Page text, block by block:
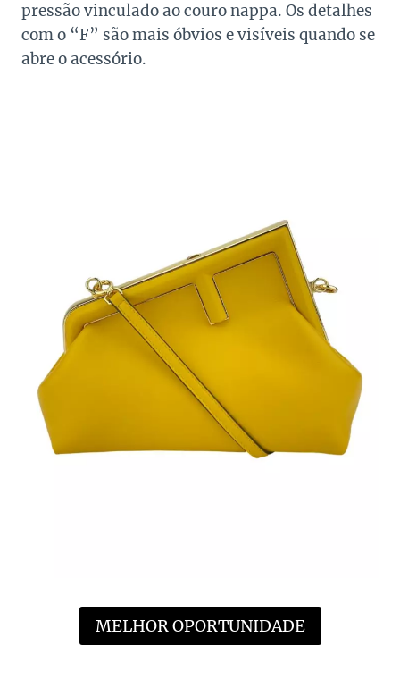
pressão vinculado ao couro nappa. Os detalhes
com o “F” são mais óbvios e visíveis quando se
abre o acessório.
MELHOR OPORTUNIDADE